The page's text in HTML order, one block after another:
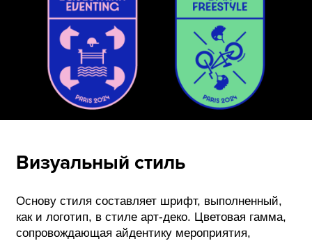
Визуальный стиль
Основу стиля составляет шрифт, выполненный,
как и логотип, в стиле арт-деко. Цветовая гамма,
сопровождающая айдентику мероприятия,